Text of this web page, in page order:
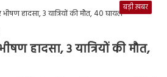
बड़ी ख़बर
हादसा, 3 यात्रियों की मौत,